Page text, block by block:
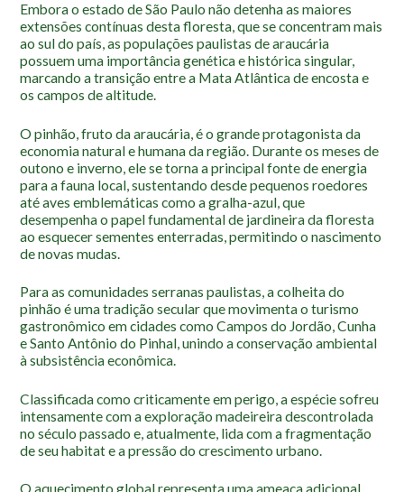
Trilhas
Terceira Idade
Inclusão Social
Newsletter
Notícias
Na mídia
Contato
Contato
Como chegar
Perguntas frequentes
Localização
Embora o estado de São Paulo não detenha as maiores
extensões contínuas desta floresta, que se concentram mais
ao sul do país, as populações paulistas de araucária
possuem uma importância genética e histórica singular,
marcando a transição entre a Mata Atlântica de encosta e
os campos de altitude.
O pinhão, fruto da araucária, é o grande protagonista da
economia natural e humana da região. Durante os meses de
outono e inverno, ele se torna a principal fonte de energia
para a fauna local, sustentando desde pequenos roedores
até aves emblemáticas como a gralha-azul, que
desempenha o papel fundamental de jardineira da floresta
ao esquecer sementes enterradas, permitindo o nascimento
de novas mudas.
Para as comunidades serranas paulistas, a colheita do
pinhão é uma tradição secular que movimenta o turismo
gastronômico em cidades como Campos do Jordão, Cunha
e Santo Antônio do Pinhal, unindo a conservação ambiental
à subsistência econômica.
Classificada como criticamente em perigo, a espécie sofreu
intensamente com a exploração madeireira descontrolada
no século passado e, atualmente, lida com a fragmentação
de seu habitat e a pressão do crescimento urbano.